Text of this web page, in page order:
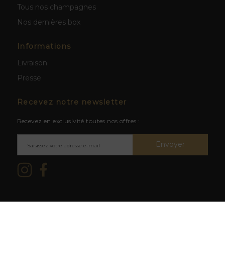
Tous nos champagnes
Nos dernières box
Informations
Livraison
Presse
Recevez notre newsletter
Recevez en exclusivité toutes nos offres :
Envoyer